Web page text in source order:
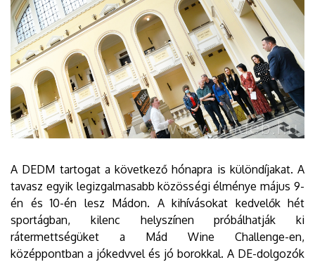
A DEDM tartogat a következő hónapra is különdíjakat. A
tavasz egyik legizgalmasabb közösségi élménye május 9-
én és 10-én lesz Mádon. A kihívásokat kedvelők hét
sportágban, kilenc helyszínen próbálhatják ki
rátermettségüket a Mád Wine Challenge-en,
középpontban a jókedvvel és jó borokkal. A DE-dolgozók